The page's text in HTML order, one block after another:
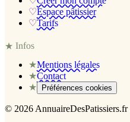
♡Espace pâtissier
♡Tarifs
★Infos
★Mentions légales
★Contact
★
Préférences cookies
© 2026 AnnuaireDesPatissiers.fr